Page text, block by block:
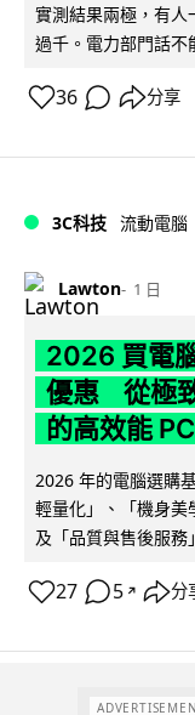
實測結果兩極，有人
過千。電力部門話不
36 分享
3C科技 流動電腦
Lawton 1 日
2026 買電
優惠 從極
的高效能 PC
2026 年的電腦選購
輕量化」、「機身美
及「品質與售後服務
27 5 ↗ 分